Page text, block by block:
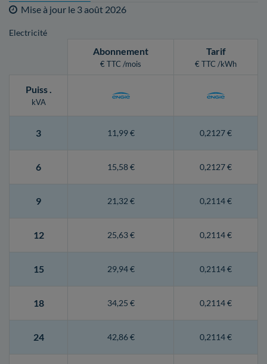
Mise à jour le 3 août 2026
Electricité
Abonnement
€ TTC /mois
Tarif
€ TTC /kWh
Puiss.
kVA
3 11,99 € 0,2127 €
6 15,58 € 0,2127 €
9 21,32 € 0,2114 €
12 25,63 € 0,2114 €
15 29,94 € 0,2114 €
18 34,25 € 0,2114 €
24 42,86 € 0,2114 €